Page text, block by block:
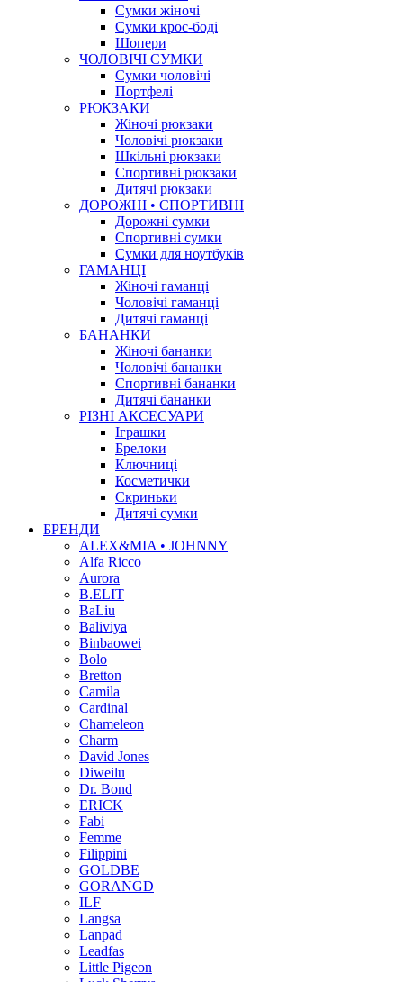
Сумки жіночі
Сумки крос-боді
Шопери
ЧОЛОВІЧІ СУМКИ
Сумки чоловічі
Портфелі
РЮКЗАКИ
Жіночі рюкзаки
Чоловічі рюкзаки
Шкільні рюкзаки
Спортивні рюкзаки
Дитячі рюкзаки
ДОРОЖНІ • СПОРТИВНІ
Дорожні сумки
Спортивні сумки
Сумки для ноутбуків
ГАМАНЦІ
Жіночі гаманці
Чоловічі гаманці
Дитячі гаманці
БАНАНКИ
Жіночі бананки
Чоловічі бананки
Спортивні бананки
Дитячі бананки
РІЗНІ АКСЕСУАРИ
Іграшки
Брелоки
Ключниці
Косметички
Скриньки
Дитячі сумки
БРЕНДИ
ALEX&MIA • JOHNNY
Alfa Ricco
Aurora
B.ELIT
BaLiu
Baliviya
Binbaowei
Bolo
Bretton
Camila
Cardinal
Chameleon
Charm
David Jones
Diweilu
Dr. Bond
ERICK
Fabi
Femme
Filippini
GOLDBE
GORANGD
ILF
Langsa
Lanpad
Leadfas
Little Pigeon